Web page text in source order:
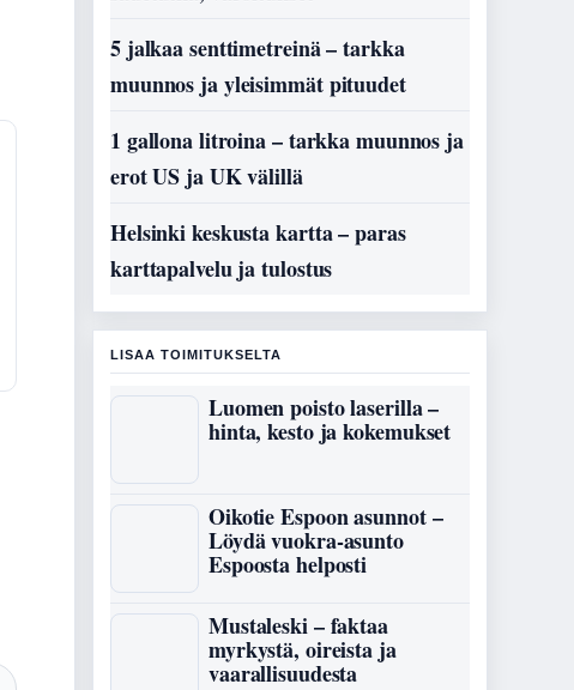
5 jalkaa senttimetreinä – tarkka
muunnos ja yleisimmät pituudet
1 gallona litroina – tarkka muunnos ja
erot US ja UK välillä
Helsinki keskusta kartta – paras
karttapalvelu ja tulostus
LISAA TOIMITUKSELTA
Luomen poisto laserilla –
hinta, kesto ja kokemukset
Oikotie Espoon asunnot –
Löydä vuokra-asunto
Espoosta helposti
Mustaleski – faktaa
myrkystä, oireista ja
vaarallisuudesta